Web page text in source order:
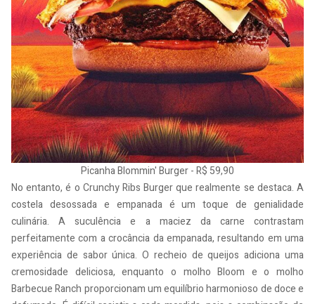
Picanha Blommin' Burger - R$ 59,90
No entanto, é o Crunchy Ribs Burger que realmente se destaca. A
costela desossada e empanada é um toque de genialidade
culinária. A suculência e a maciez da carne contrastam
perfeitamente com a crocância da empanada, resultando em uma
experiência de sabor única. O recheio de queijos adiciona uma
cremosidade deliciosa, enquanto o molho Bloom e o molho
Barbecue Ranch proporcionam um equilíbrio harmonioso de doce e